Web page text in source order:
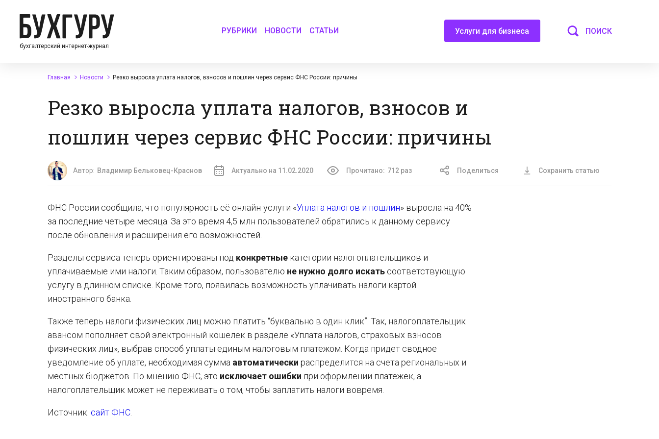
бухгалтерский интернет-журнал
РУБРИКИ НОВОСТИ СТАТЬИ Услуги для бизнеса ПОИСК
Главная Новости Резко выросла уплата налогов, взносов и пошлин через сервис ФНС России: причины
Резко выросла уплата налогов, взносов и
пошлин через сервис ФНС России: причины
Автор: Владимир Бельковец-Краснов Актуально на 11.02.2020 Прочитано: 712 раз Поделиться Сохранить статью
ФНС России сообщила, что популярность её онлайн-услуги «Уплата налогов и пошлин» выросла на 40%
за последние четыре месяца. За это время 4,5 млн пользователей обратились к данному сервису
после обновления и расширения его возможностей.
Разделы сервиса теперь ориентированы под конкретные категории налогоплательщиков и
уплачиваемые ими налоги. Таким образом, пользователю не нужно долго искать соответствующую
услугу в длинном списке. Кроме того, появилась возможность уплачивать налоги картой
иностранного банка.
Также теперь налоги физических лиц можно платить “буквально в один клик”. Так, налогоплательщик
авансом пополняет свой электронный кошелек в разделе «Уплата налогов, страховых взносов
физических лиц», выбрав способ уплаты единым налоговым платежом. Когда придет сводное
уведомление об уплате, необходимая сумма автоматически распределится на счета региональных и
местных бюджетов. По мнению ФНС, это исключает ошибки при оформлении платежек, а
налогоплательщик может не переживать о том, чтобы заплатить налоги вовремя.
Источник: сайт ФНС